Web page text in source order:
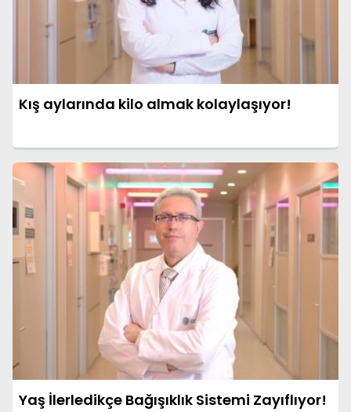
Kış aylarında kilo almak kolaylaşıyor!
Yaş İlerledikçe Bağışıklık Sistemi Zayıflıyor!